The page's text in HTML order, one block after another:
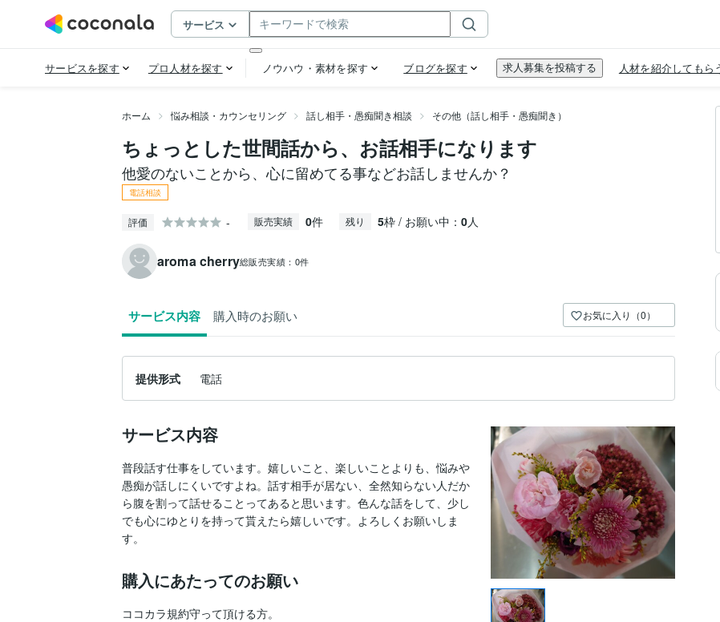
ホーム 悩み相談・カウンセリング 話し相手・愚痴聞き相談 その他（話し相手・愚痴聞き）
ちょっとした世間話から、お話相手になります
他愛のないことから、心に留めてる事などお話しませんか？
電話相談
評価 - 販売実績 0件 残り 5枠 / お願い中： 0人
aroma cherry総販売実績： 0件
サービス内容 購入時のお願い お気に入り（0）
提供形式 電話
サービス内容
普段話す仕事をしています。嬉しいこと、楽しいことよりも、悩みや
愚痴が話しにくいですよね。話す相手が居ない、全然知らない人だか
ら腹を割って話せることってあると思います。色んな話をして、少し
でも心にゆとりを持って貰えたら嬉しいです。よろしくお願いしま
す。
購入にあたってのお願い
ココカラ規約守って頂ける方。